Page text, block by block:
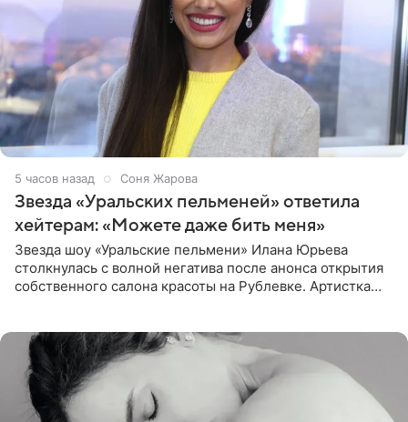
5 часов назад Соня Жарова
Звезда «Уральских пельменей» ответила
хейтерам: «Можете даже бить меня»
Звезда шоу «Уральские пельмени» Илана Юрьева
столкнулась с волной негатива после анонса открытия
собственного салона красоты на Рублевке. Артистка